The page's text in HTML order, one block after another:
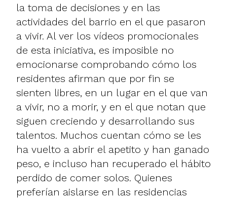
la toma de decisiones y en las
actividades del barrio en el que pasaron
a vivir. Al ver los vídeos promocionales
de esta iniciativa, es imposible no
emocionarse comprobando cómo los
residentes afirman que por fin se
sienten libres, en un lugar en el que van
a vivir, no a morir, y en el que notan que
siguen creciendo y desarrollando sus
talentos. Muchos cuentan cómo se les
ha vuelto a abrir el apetito y han ganado
peso, e incluso han recuperado el hábito
perdido de comer solos. Quienes
preferían aislarse en las residencias